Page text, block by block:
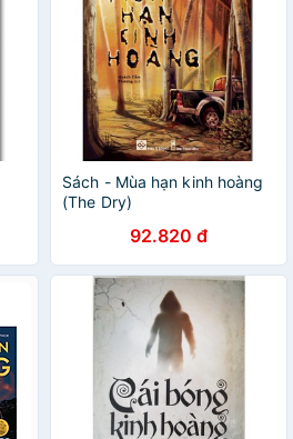
Sách - Mùa hạn kinh hoàng
(The Dry)
92.820 đ